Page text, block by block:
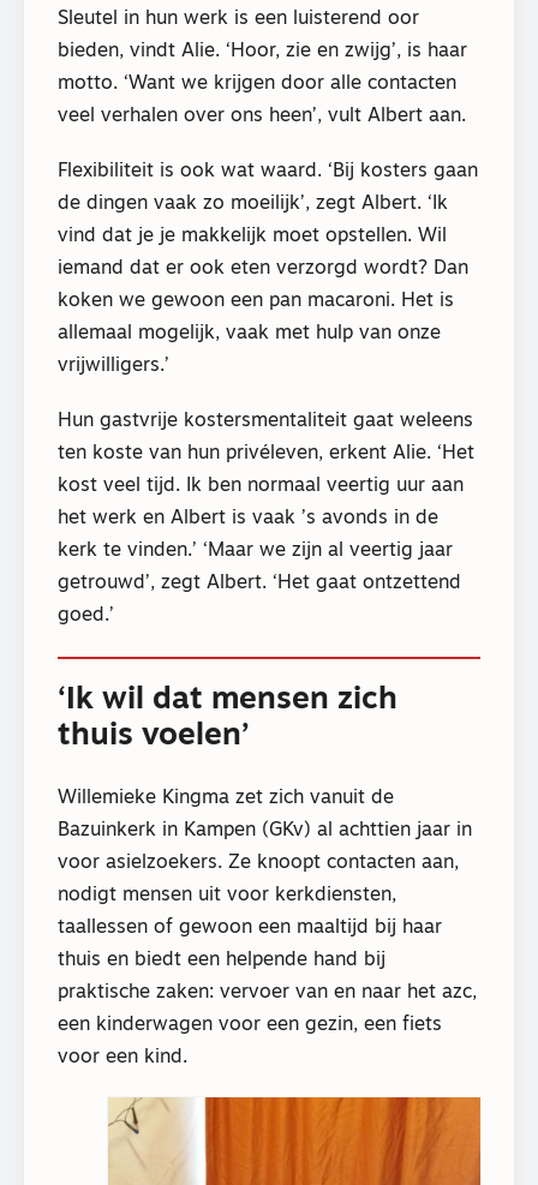
Sleutel in hun werk is een luisterend oor
bieden, vindt Alie. ‘Hoor, zie en zwijg’, is haar
motto. ‘Want we krijgen door alle contacten
veel verhalen over ons heen’, vult Albert aan.
Flexibiliteit is ook wat waard. ‘Bij kosters gaan
de dingen vaak zo moeilijk’, zegt Albert. ‘Ik
vind dat je je makkelijk moet opstellen. Wil
iemand dat er ook eten verzorgd wordt? Dan
koken we gewoon een pan macaroni. Het is
allemaal mogelijk, vaak met hulp van onze
vrijwilligers.’
Hun gastvrije kostersmentaliteit gaat weleens
ten koste van hun privéleven, erkent Alie. ‘Het
kost veel tijd. Ik ben normaal veertig uur aan
het werk en Albert is vaak ’s avonds in de
kerk te vinden.’ ‘Maar we zijn al veertig jaar
getrouwd’, zegt Albert. ‘Het gaat ontzettend
goed.’
‘Ik wil dat mensen zich
thuis voelen’
Willemieke Kingma zet zich vanuit de
Bazuinkerk in Kampen (GKv) al achttien jaar in
voor asielzoekers. Ze knoopt contacten aan,
nodigt mensen uit voor kerkdiensten,
taallessen of gewoon een maaltijd bij haar
thuis en biedt een helpende hand bij
praktische zaken: vervoer van en naar het azc,
een kinderwagen voor een gezin, een fiets
voor een kind.